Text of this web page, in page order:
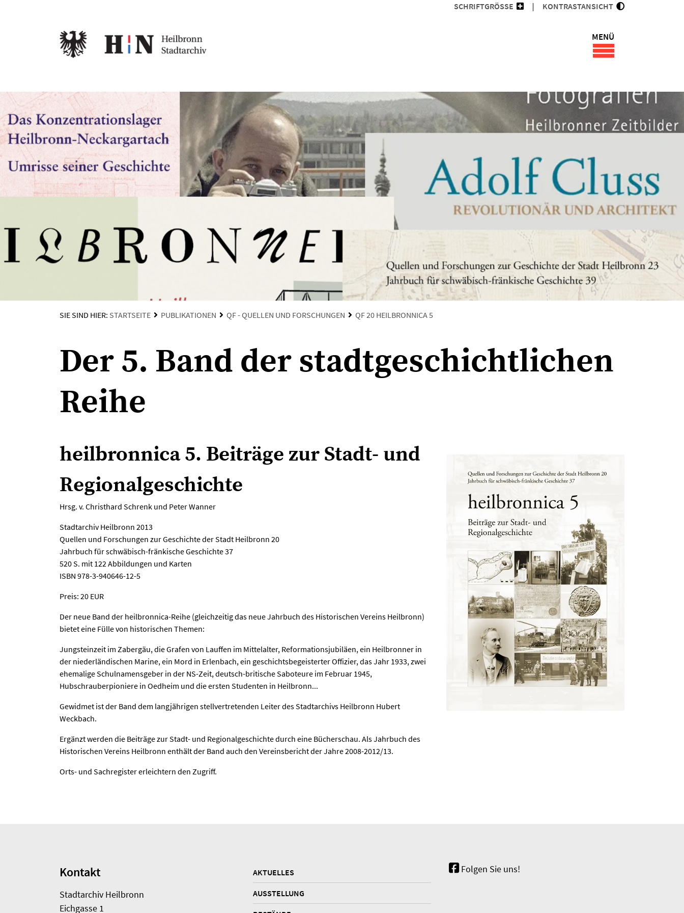
SCHRIFTGRÖSSE KONTRASTANSICHT
MENÜ
SIE SIND HIER: STARTSEITE PUBLIKATIONEN QF - QUELLEN UND FORSCHUNGEN QF 20 HEILBRONNICA 5
Der 5. Band der stadtgeschichtlichen
Reihe
heilbronnica 5. Beiträge zur Stadt- und
Regionalgeschichte
Hrsg. v. Christhard Schrenk und Peter Wanner
Stadtarchiv Heilbronn 2013
Quellen und Forschungen zur Geschichte der Stadt Heilbronn 20
Jahrbuch für schwäbisch-fränkische Geschichte 37
520 S. mit 122 Abbildungen und Karten
ISBN 978-3-940646-12-5
Preis: 20 EUR
Der neue Band der heilbronnica-Reihe (gleichzeitig das neue Jahrbuch des Historischen Vereins Heilbronn)
bietet eine Fülle von historischen Themen:
Jungsteinzeit im Zabergäu, die Grafen von Lauffen im Mittelalter, Reformationsjubiläen, ein Heilbronner in
der niederländischen Marine, ein Mord in Erlenbach, ein geschichtsbegeisterter Offizier, das Jahr 1933, zwei
ehemalige Schulnamensgeber in der NS-Zeit, deutsch-britische Saboteure im Februar 1945,
Hubschrauberpioniere in Oedheim und die ersten Studenten in Heilbronn...
Gewidmet ist der Band dem langjährigen stellvertretenden Leiter des Stadtarchivs Heilbronn Hubert
Weckbach.
Ergänzt werden die Beiträge zur Stadt- und Regionalgeschichte durch eine Bücherschau. Als Jahrbuch des
Historischen Vereins Heilbronn enthält der Band auch den Vereinsbericht der Jahre 2008-2012/13.
Orts- und Sachregister erleichtern den Zugriff.
Kontakt
Stadtarchiv Heilbronn
Eichgasse 1
AKTUELLES
AUSSTELLUNG
Folgen Sie uns!